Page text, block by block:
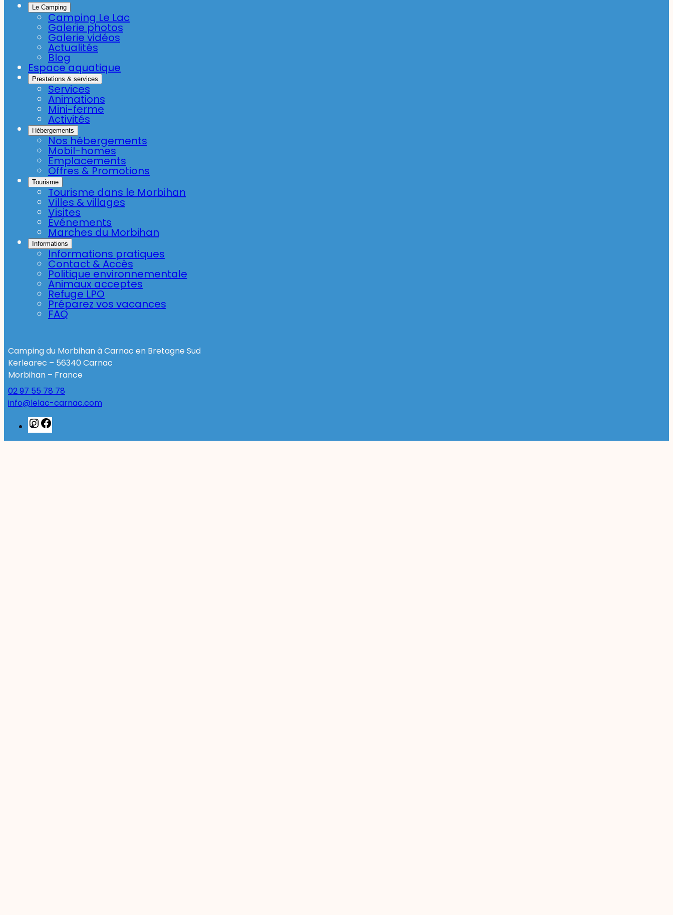
Le Camping
Camping Le Lac
Galerie photos
Galerie vidéos
Actualités
Blog
Espace aquatique
Prestations & services
Services
Animations
Mini-ferme
Activités
Hébergements
Nos hébergements
Mobil-homes
Emplacements
Offres & Promotions
Tourisme
Tourisme dans le Morbihan
Villes & villages
Visites
Événements
Marches du Morbihan
Informations
Informations pratiques
Contact & Accès
Politique environnementale
Animaux acceptes
Refuge LPO
Préparez vos vacances
FAQ
Camping du Morbihan à Carnac en Bretagne Sud
Kerlearec – 56340 Carnac
Morbihan – France
02 97 55 78 78
info@lelac-carnac.com
Instagram